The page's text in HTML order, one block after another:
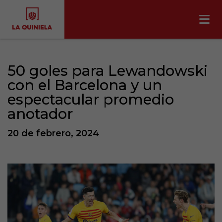
50 goles para Lewandowski
con el Barcelona y un
espectacular promedio
anotador
20 de febrero, 2024